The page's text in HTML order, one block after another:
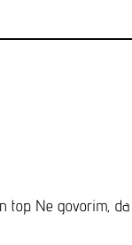
Ne govorim,